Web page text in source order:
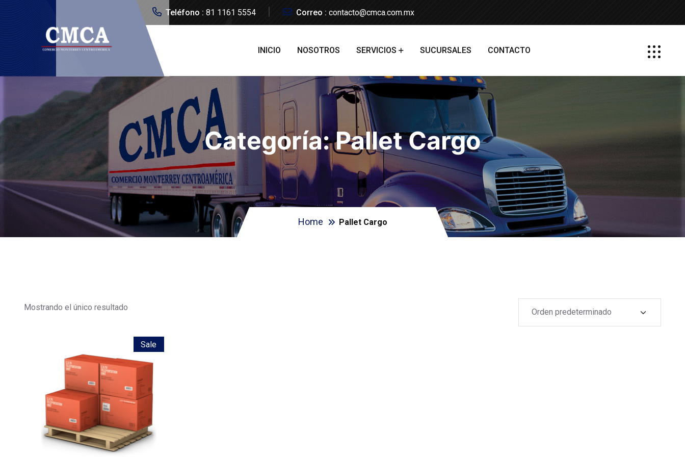
Teléfono : 81 1161 5554 Correo : contacto@cmca.com.mx
INICIO NOSOTROS SERVICIOS SUCURSALES CONTACTO
Categoría:Pallet Cargo
Home Pallet Cargo
Mostrando el único resultado
Sale